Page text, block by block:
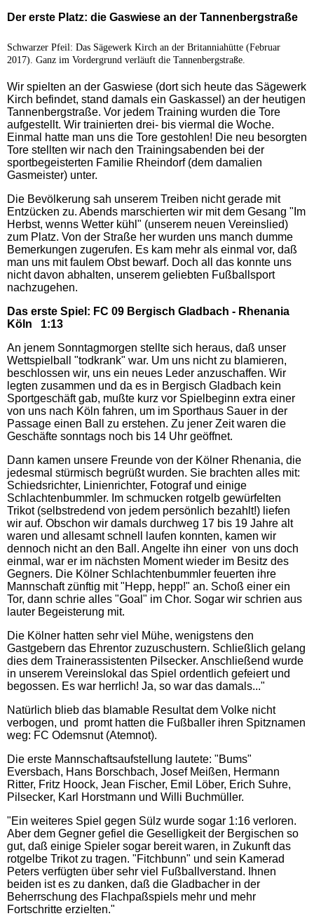
Der erste Platz: die Gaswiese an der Tannenbergstraße
Schwarzer Pfeil: Das Sägewerk Kirch an der Britanniahütte (Februar
2017). Ganz im Vordergrund verläuft die Tannenbergstraße.
Wir spielten an der Gaswiese (dort sich heute das Sägewerk
Kirch befindet, stand damals ein Gaskassel) an der heutigen
Tannenbergstraße. Vor jedem Training wurden die Tore
aufgestellt. Wir trainierten drei- bis viermal die Woche.
Einmal hatte man uns die Tore gestohlen! Die neu besorgten
Tore stellten wir nach den Trainingsabenden bei der
sportbegeisterten Familie Rheindorf (dem damalien
Gasmeister) unter.
Die Bevölkerung sah unserem Treiben nicht gerade mit
Entzücken zu. Abends marschierten wir mit dem Gesang "Im
Herbst, wenns Wetter kühl" (unserem neuen Vereinslied)
zum Platz. Von der Straße her wurden uns manch dumme
Bemerkungen zugerufen. Es kam mehr als einmal vor, daß
man uns mit faulem Obst bewarf. Doch all das konnte uns
nicht davon abhalten, unserem geliebten Fußballsport
nachzugehen.
Das erste Spiel: FC 09 Bergisch Gladbach - Rhenania
Köln 1:13
An jenem Sonntagmorgen stellte sich heraus, daß unser
Wettspielball "todkrank" war. Um uns nicht zu blamieren,
beschlossen wir, uns ein neues Leder anzuschaffen. Wir
legten zusammen und da es in Bergisch Gladbach kein
Sportgeschäft gab, mußte kurz vor Spielbeginn extra einer
von uns nach Köln fahren, um im Sporthaus Sauer in der
Passage einen Ball zu erstehen. Zu jener Zeit waren die
Geschäfte sonntags noch bis 14 Uhr geöffnet.
Dann kamen unsere Freunde von der Kölner Rhenania, die
jedesmal stürmisch begrüßt wurden. Sie brachten alles mit:
Schiedsrichter, Linienrichter, Fotograf und einige
Schlachtenbummler. Im schmucken rotgelb gewürfelten
Trikot (selbstredend von jedem persönlich bezahlt!) liefen
wir auf. Obschon wir damals durchweg 17 bis 19 Jahre alt
waren und allesamt schnell laufen konnten, kamen wir
dennoch nicht an den Ball. Angelte ihn einer von uns doch
einmal, war er im nächsten Moment wieder im Besitz des
Gegners. Die Kölner Schlachtenbummler feuerten ihre
Mannschaft zünftig mit "Hepp, hepp!" an. Schoß einer ein
Tor, dann schrie alles "Goal" im Chor. Sogar wir schrien aus
lauter Begeisterung mit.
Die Kölner hatten sehr viel Mühe, wenigstens den
Gastgebern das Ehrentor zuzuschustern. Schließlich gelang
dies dem Trainerassistenten Pilsecker. Anschließend wurde
in unserem Vereinslokal das Spiel ordentlich gefeiert und
begossen. Es war herrlich! Ja, so war das damals..."
Natürlich blieb das blamable Resultat dem Volke nicht
verbogen, und promt hatten die Fußballer ihren Spitznamen
weg: FC Odemsnut (Atemnot).
Die erste Mannschaftsaufstellung lautete: "Bums"
Eversbach, Hans Borschbach, Josef Meißen, Hermann
Ritter, Fritz Hoock, Jean Fischer, Emil Löber, Erich Suhre,
Pilsecker, Karl Horstmann und Willi Buchmüller.
"Ein weiteres Spiel gegen Sülz wurde sogar 1:16 verloren.
Aber dem Gegner gefiel die Geselligkeit der Bergischen so
gut, daß einige Spieler sogar bereit waren, in Zukunft das
rotgelbe Trikot zu tragen. "Fitchbunn" und sein Kamerad
Peters verfügten über sehr viel Fußballverstand. Ihnen
beiden ist es zu danken, daß die Gladbacher in der
Beherrschung des Flachpaßspiels mehr und mehr
Fortschritte erzielten."